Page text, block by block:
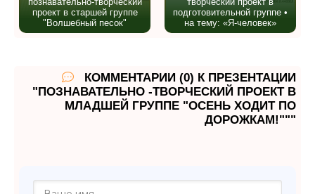
проект в старшей группе
"Волшебный песок"
подготовительной группе •
на тему: «Я-человек»
КОММЕНТАРИИ (0) К ПРЕЗЕНТАЦИИ
"ПОЗНАВАТЕЛЬНО -ТВОРЧЕСКИЙ ПРОЕКТ В
МЛАДШЕЙ ГРУППЕ "ОСЕНЬ ХОДИТ ПО
ДОРОЖКАМ!"""